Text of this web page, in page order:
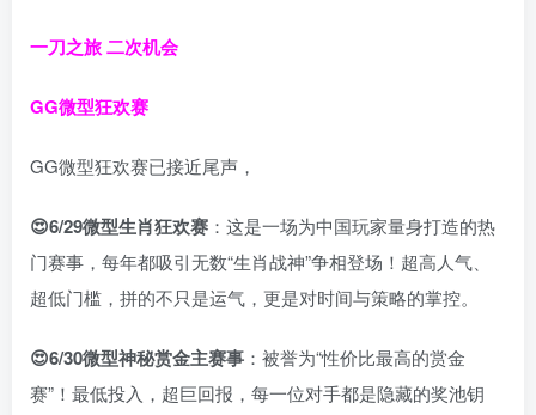
一刀之旅 二次机会
GG微型狂欢赛
GG微型狂欢赛已接近尾声，
😍6/29微型生肖狂欢赛 ：这是一场为中国玩家量身打造的热
门赛事，每年都吸引无数“生肖战神”争相登场！超高人气、
超低门槛，拼的不只是运气，更是对时间与策略的掌控。
😍6/30微型神秘赏金主赛事 ：被誉为“性价比最高的赏金
赛”！最低投入，超巨回报，每一位对手都是隐藏的奖池钥